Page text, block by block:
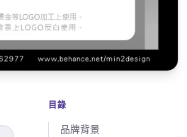
目錄
品牌背景